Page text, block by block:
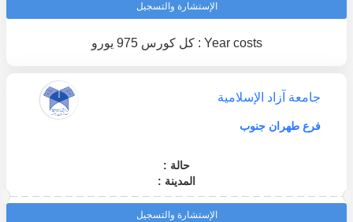
الإستشارة والتسجيل
Year costs : كل كورس 975 يورو
جامعة آزاد الإسلامية
فرع طهران جنوب
حالة :
المدينة :
الإستشارة والتسجيل